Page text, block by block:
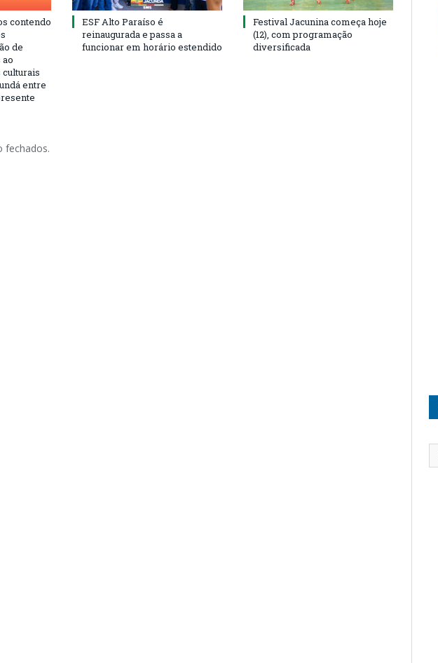
contendo
de
entre
ESF Alto Paraíso é
reinaugurada e passa a
funcionar em horário estendido
Festival Jacunina começa hoje
(12), com programação
diversificada
fechados.